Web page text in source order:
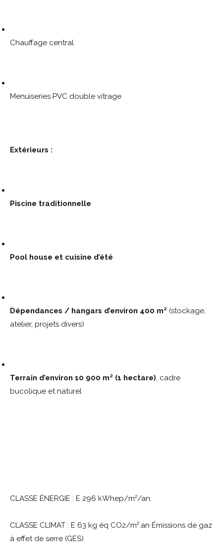
Chauffage central
Menuiseries PVC double vitrage
Extérieurs :
Piscine traditionnelle
Pool house et cuisine d’été
Dépendances / hangars d’environ 400 m² (stockage,
atelier, projets divers)
Terrain d’environ 10 900 m² (1 hectare) , cadre
bucolique et naturel
CLASSE ÉNERGIE : E 296 kWhep/m²/an.
CLASSE CLIMAT : E 63 kg éq CO2/m².an Émissions de gaz
à effet de serre (GES)